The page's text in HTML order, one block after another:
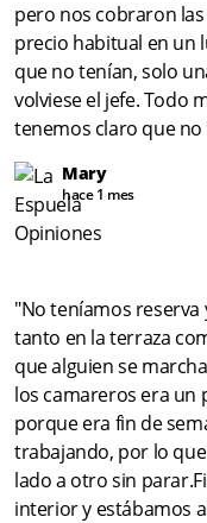
pero nos cobraron
precio habitual en un
que no tenían, solo
volviese el jefe. Todo
tenemos claro que
Mary
hace 1 mes
"No teníamos
tanto en la terraza
que alguien se
los camareros era un
porque era fin de
trabajando, por lo
lado a otro sin
interior y estábamos